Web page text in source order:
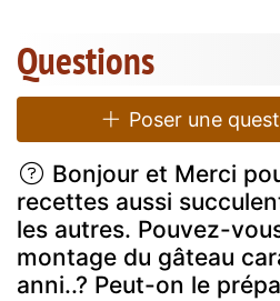
Questions
Poser une
Bonjour et Merci
recettes aussi
les autres. Pouvez-
montage du gâteau
anni..? Peut-on le